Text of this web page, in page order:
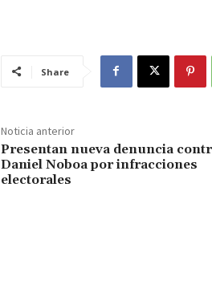
Share
Noticia anterior
Presentan nueva denuncia
Daniel Noboa por infracciones
electorales